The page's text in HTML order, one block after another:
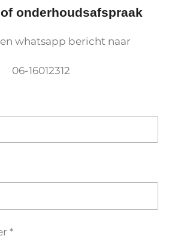
onderhoudsafspraak
whatsapp bericht naar
06-16012312
*